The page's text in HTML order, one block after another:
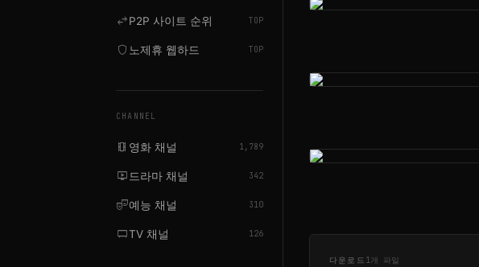
swap_horizP2P 사이트 순위 TOP
shield 노제휴 웹하드 TOP
CHANNEL
local_movies 영화 채널 1,789
live_tv 드라마 채널 342
theater_comedy예능 채널 310
tv_genTV 채널 126
다운로드 1개 파일